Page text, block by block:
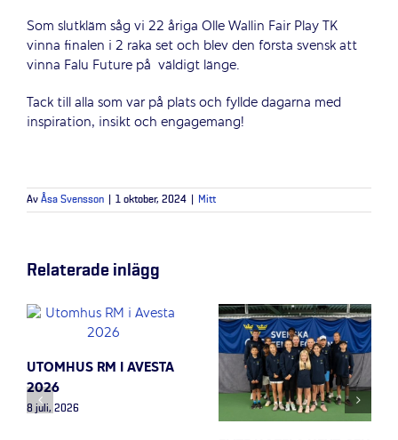
Som slutkläm såg vi 22 åriga Olle Wallin Fair Play TK
vinna finalen i 2 raka set och blev den första svensk att
vinna Falu Future på väldigt länge.
Tack till alla som var på plats och fyllde dagarna med
inspiration, insikt och engagemang!
Av Åsa Svensson 1 oktober, 2024 Mitt
Relaterade inlägg
UTOMHUS RM I AVESTA
2026
8 juli, 2026